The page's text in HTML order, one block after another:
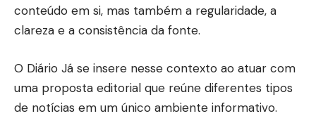
conteúdo em si, mas também a regularidade, a
clareza e a consistência da fonte.
O Diário Já se insere nesse contexto ao atuar com
uma proposta editorial que reúne diferentes tipos
de notícias em um único ambiente informativo.